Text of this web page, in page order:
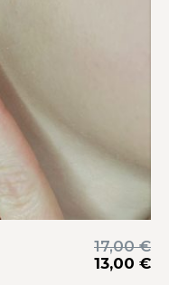
17,00€
13,00 €